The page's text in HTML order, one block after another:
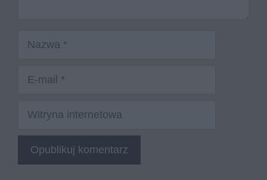
Witryna
internetowa